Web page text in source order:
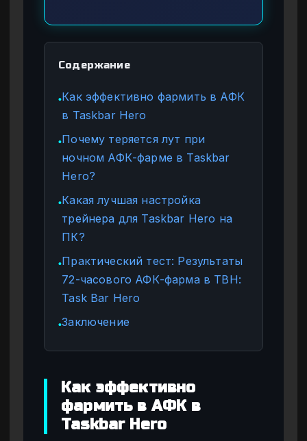
Содержание
●Как эффективно фармить в АФК
в Taskbar Hero
●Почему теряется лут при
ночном АФК-фарме в Taskbar
Hero?
●Какая лучшая настройка
трейнера для Taskbar Hero на
ПК?
●Практический тест: Результаты
72-часового АФК-фарма в TBH:
Task Bar Hero
●Заключение
Как эффективно
фармить в АФК в
Taskbar Hero